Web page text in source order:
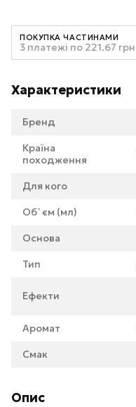
ПОКУПКА ЧАСТИНАМИ
3 платежі по 221.67 грн
Характеристики
Бренд
Країна
походження
Для кого
Об`єм (мл)
Основа
Тип
Ефекти
Аромат
Смак
Опис